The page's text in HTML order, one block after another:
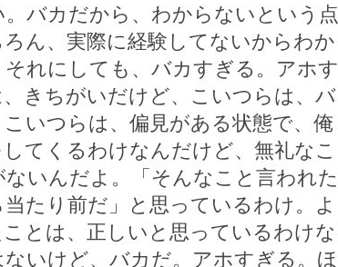
バカだから、わからないという点
ん、実際に経験してないからわか
れにしても、バカすぎる。アホす
きちがいだけど、こいつらは、バ
いつらは、偏見がある状態で、俺
てくるわけなんだけど、無礼なこ
いんだよ。「そんなこと言われた
たり前だ」と思っているわけ。よ
とは、正しいと思っているわけな
いけど、バカだ。アホすぎる。ほ